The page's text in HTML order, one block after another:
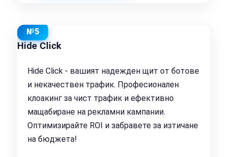
№5
Hide Click
Hide Click - вашият надежден щит от ботове
и некачествен трафик. Професионален
клоакинг за чист трафик и ефективно
мащабиране на рекламни кампании.
Оптимизирайте ROI и забравете за изтичане
на бюджета!